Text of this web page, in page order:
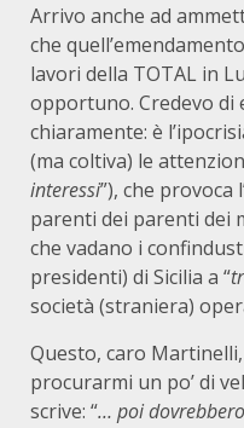
Arrivo anche ad
che
lavori della TOTAL in
opportuno. Credevo di
chiaramente: è
(ma coltiva) le
interessi”), che provoca
parenti dei parenti dei
che vadano i
presidenti) di Sicilia a “
società (straniera)
Questo, caro Martinelli,
procurarmi un po’ di
scrive: “… poi